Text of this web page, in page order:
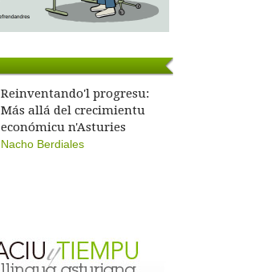
Reinventando'l progresu:
Más allá del crecimientu
económicu n'Asturies
Nacho Berdiales